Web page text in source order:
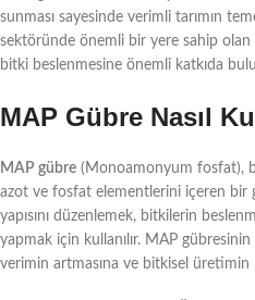
sunması sayesinde verimli tarımın
sektöründe önemli bir yere sahip olan
bitki beslenmesine önemli katkıda
MAP Gübre Nasıl
MAP gübre (Monoamonyum fosfat),
azot ve fosfat elementlerini içeren bir
yapısını düzenlemek, bitkilerin
yapmak için kullanılır. MAP gübresinin
verimin artmasına ve bitkisel üretimin